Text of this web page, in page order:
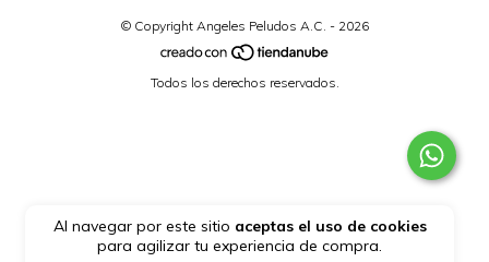
Al navegar por este sitio aceptas el uso de cookies
para agilizar tu experiencia de compra.
© Copyright Angeles Peludos A.C. - 2026
Todos los derechos reservados.